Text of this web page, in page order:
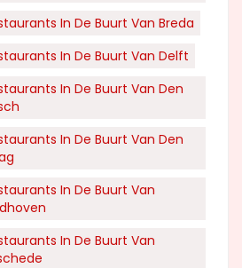
In De Buurt Van Breda
In De Buurt Van Delft
In De Buurt Van Den
In De Buurt Van Den
In De Buurt Van
In De Buurt Van